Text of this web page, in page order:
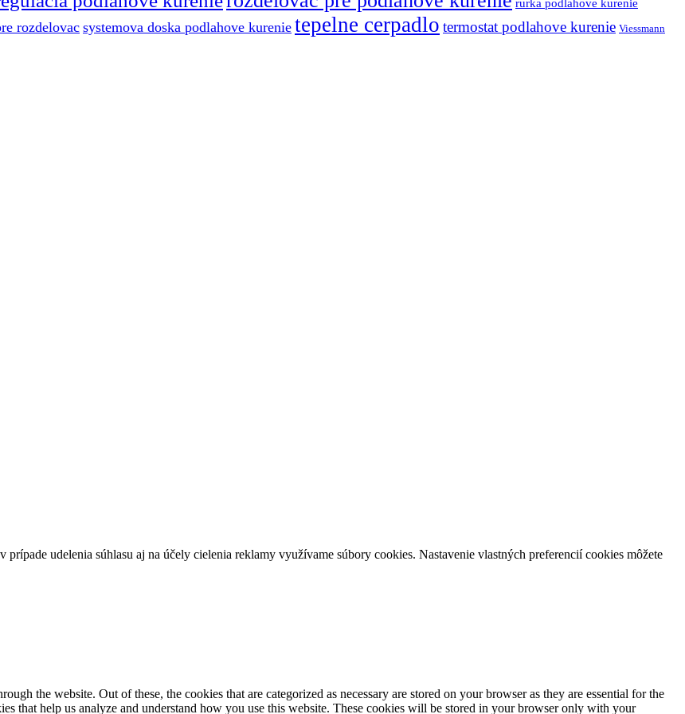
rurka podlahove kurenie
rozdelovac systemova doska podlahove kurenie tepelne cerpadlo termostat podlahove kurenie Viessmann
udelenia súhlasu aj na účely cielenia reklamy využívame súbory cookies. Nastavenie vlastných preferencií cookies môžete
the website. Out of these, the cookies that are categorized as necessary are stored on your browser as they are essential for the
that help us analyze and understand how you use this website. These cookies will be stored in your browser only with your